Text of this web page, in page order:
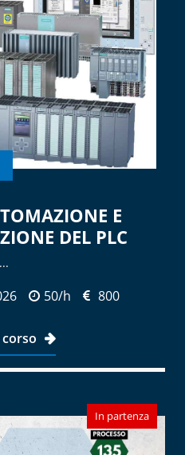
E
DEL PLC
...
50/h 800
In partenza